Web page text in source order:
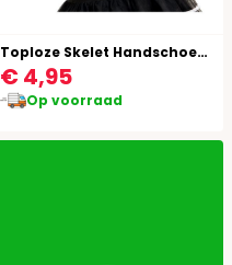
Toploze Skelet Handschoenen
€ 4,95
Op voorraad